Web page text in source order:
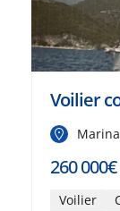
Voilier
260 000€
Voilier